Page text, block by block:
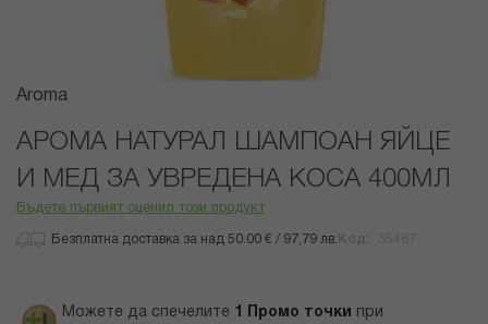
Преминете
началото
галерия
със
Aroma
АРОМА НАТУРАЛ ШАМПОАН ЯЙЦЕ
И МЕД ЗА УВРЕДЕНА КОСА 400МЛ
Бъдете първият оценил този продукт
Безплатна доставка за над 50.00 € / 97,79 лв.
Можете да спечелите 1 Промо точки
при